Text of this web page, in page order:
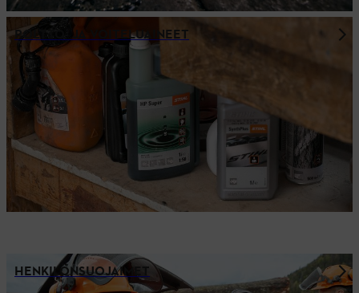
POLTTO- JA VOITELUAINEET
HENKILÖNSUOJAIMET